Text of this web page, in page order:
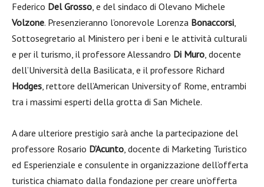
Federico Del Grosso, e del sindaco di Olevano Michele
Volzone. Presenzieranno l’onorevole Lorenza Bonaccorsi,
Sottosegretario al Ministero per i beni e le attività culturali
e per il turismo, il professore Alessandro Di Muro, docente
dell’Università della Basilicata, e il professore Richard
Hodges, rettore dell’American University of Rome, entrambi
tra i massimi esperti della grotta di San Michele.
A dare ulteriore prestigio sarà anche la partecipazione del
professore Rosario D’Acunto, docente di Marketing Turistico
ed Esperienziale e consulente in organizzazione dell’offerta
turistica chiamato dalla fondazione per creare un’offerta